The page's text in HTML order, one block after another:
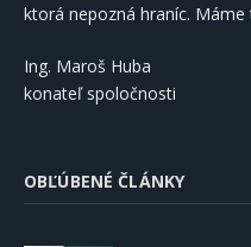
ktorá nepozná hraníc. Máme
Ing. Maroš Huba
konateľ spoločnosti
OBĽÚBENÉ ČLÁNKY